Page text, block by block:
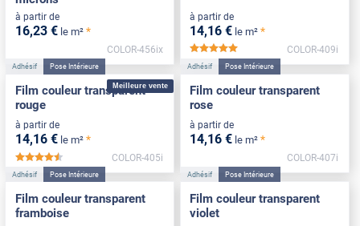
à partir de
16,23 € le m² *
COLOR-456ix
à partir de
14,16 € le m² *
COLOR-409i
Meilleure vente
Adhésif Pose Intérieure
Film couleur transparent
rouge
à partir de
14,16 € le m² *
*****
COLOR-405i
Adhésif Pose Intérieure
Film couleur transparent
rose
à partir de
14,16 € le m² *
COLOR-407i
Adhésif Pose Intérieure
Film couleur transparent
framboise
Adhésif Pose Intérieure
Film couleur transparent
violet